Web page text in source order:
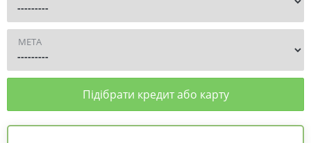
МЕТА
Підібрати кредит або карту